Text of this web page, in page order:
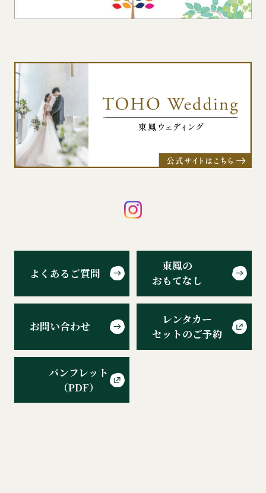
よくあるご質問
東鳳の
おもてなし
お問い合わせ
レンタカー
セットのご予約
パンフレット
（PDF）